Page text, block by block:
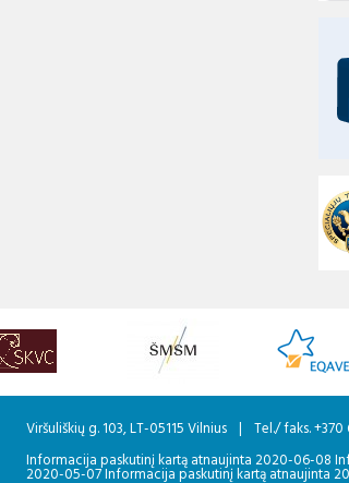
Viršuliškių g. 103, LT-05115 Vilnius | Tel./ faks.
Informacija paskutinį kartą atnaujinta 2020-06-08
2020-05-07 Informacija paskutinį kartą atnaujinta